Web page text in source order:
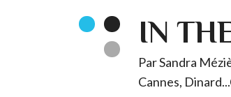
IN
Par Sandra
Cannes,